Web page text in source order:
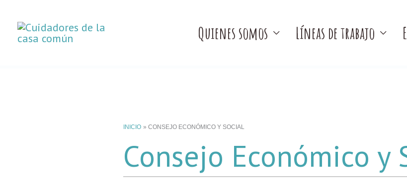
contenido
Quienes somos Líneas de trabajo
INICIO CONSEJO ECONÓMICO Y SOCIAL
Consejo Económico y